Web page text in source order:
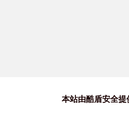
本站由酷盾安全